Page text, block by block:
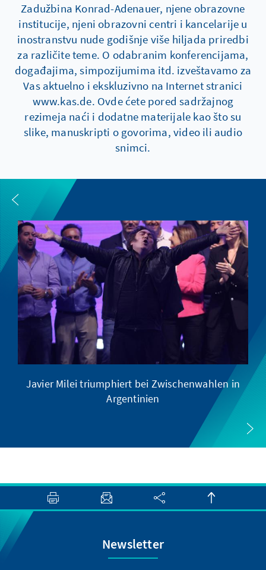
Zadužbina Konrad-Adenauer, njene obrazovne
institucije, njeni obrazovni centri i kancelarije u
inostranstvu nude godišnje više hiljada priredbi
za različite teme. O odabranim konferencijama,
događajima, simpozijumima itd. izveštavamo za
Vas aktuelno i ekskluzivno na Internet stranici
www.kas.de. Ovde ćete pored sadržajnog
rezimeja naći i dodatne materijale kao što su
slike, manuskripti o govorima, video ili audio
snimci.
Javier Milei triumphiert bei Zwischenwahlen in
Argentinien
Newsletter